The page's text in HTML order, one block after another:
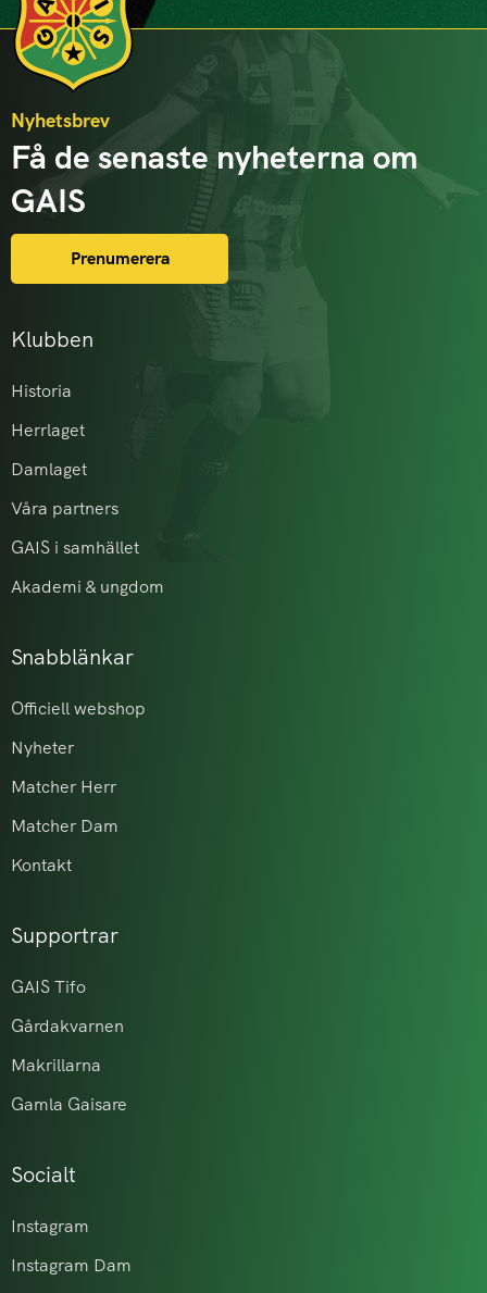
Klubben
Historia
Herrlaget
Damlaget
Våra partners
GAIS i samhället
Akademi & ungdom
Snabblänkar
Officiell webshop
Nyheter
Matcher Herr
Matcher Dam
Kontakt
Supportrar
GAIS Tifo
Gårdakvarnen
Makrillarna
Gamla Gaisare
Socialt
Instagram
Instagram Dam
Nyhetsbrev
Få de senaste nyheterna om
GAIS
Prenumerera